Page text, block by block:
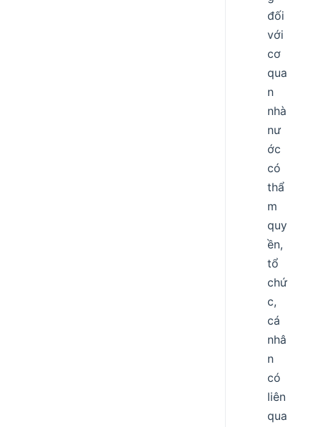
đối
với
cơ
qua
n
nhà
nư
ớc
có
thẩ
m
quy
ền,
tổ
chứ
c,
cá
nhâ
n
có
liên
qua